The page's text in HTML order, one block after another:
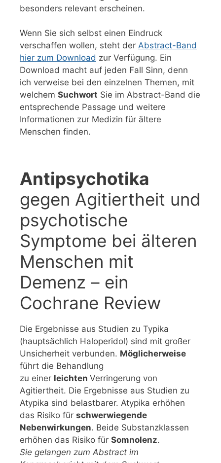
besonders relevant erscheinen.
Wenn Sie sich selbst einen Eindruck
verschaffen wollen, steht der Abstract-Band
hier zum Download zur Verfügung. Ein
Download macht auf jeden Fall Sinn, denn
ich verweise bei den einzelnen Themen, mit
welchem Suchwort Sie im Abstract-Band die
entsprechende Passage und weitere
Informationen zur Medizin für ältere
Menschen finden.
Antipsychotika
gegen Agitiertheit und
psychotische
Symptome bei älteren
Menschen mit
Demenz – ein
Cochrane Review
Die Ergebnisse aus Studien zu Typika
(hauptsächlich Haloperidol) sind mit großer
Unsicherheit verbunden. Möglicherweise
führt die Behandlung
zu einer leichten Verringerung von
Agitiertheit. Die Ergebnisse aus Studien zu
Atypika sind belastbarer. Atypika erhöhen
das Risiko für schwerwiegende
Nebenwirkungen. Beide Substanzklassen
erhöhen das Risiko für Somnolenz.
Sie gelangen zum Abstract im